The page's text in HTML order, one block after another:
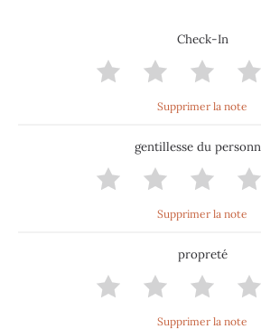
Check-In
Supprimer la note
gentillesse du
Supprimer la note
propreté
Supprimer la note